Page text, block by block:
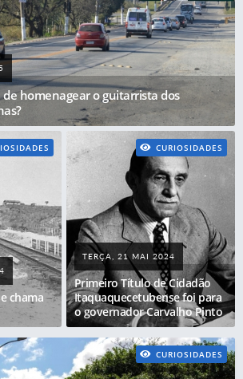
homenagear o guitarrista dos
chama
CURIOSIDADES
TERÇA, 21 MAI 2024
Primeiro Título de Cidadão
Itaquaquecetubense foi para
o governador Carvalho Pinto
CURIOSIDADES